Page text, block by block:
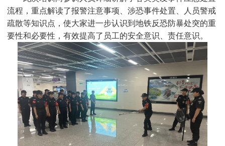
流程，重点解读了报警注意事项、涉恐事件处置、人员警戒
疏散等知识点，使大家进一步认识到地铁反恐防暴处突的重
要性和必要性，有效提高了员工的安全意识、责任意识。